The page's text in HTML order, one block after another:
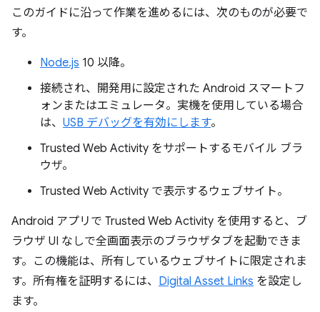
このガイドに沿って作業を進めるには、次のものが必要で
す。
Node.js 10 以降。
接続され、開発用に設定された Android スマートフ
ォンまたはエミュレータ。実機を使用している場合
は、 USB デバッグを有効にします。
Trusted Web Activity をサポートするモバイル ブラ
ウザ。
Trusted Web Activity で表示するウェブサイト。
Android アプリで Trusted Web Activity を使用すると、ブ
ラウザ UI なしで全画面表示のブラウザタブを起動できま
す。この機能は、所有しているウェブサイトに限定されま
す。所有権を証明するには、 Digital Asset Links を設定し
ます。